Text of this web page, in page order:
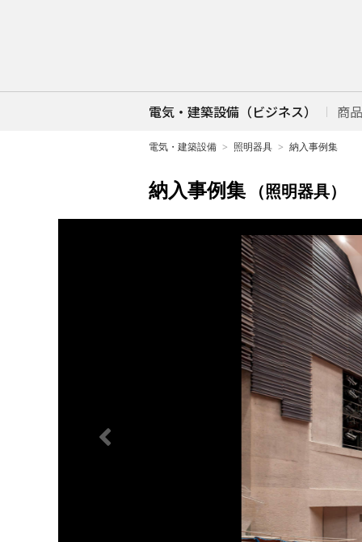
電気・建築設備（ビジネス） 商
電気・建築設備 照明器具 納入事例集
納入事例集 （照明器具）